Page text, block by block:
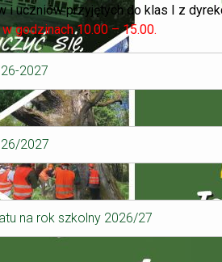
i uczniów przyjętych do klas I z
godzinach 10.00 – 15.00.
2027
2027
na rok szkolny 2026/27